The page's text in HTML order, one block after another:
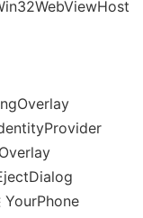
YourPhone